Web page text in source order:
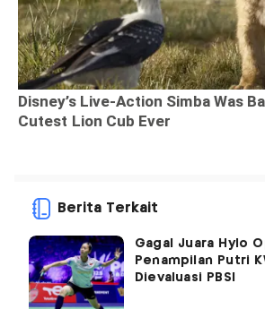
Berita Terkait
Gagal Juara Hylo
Penampilan Putri
Dievaluasi PBSI